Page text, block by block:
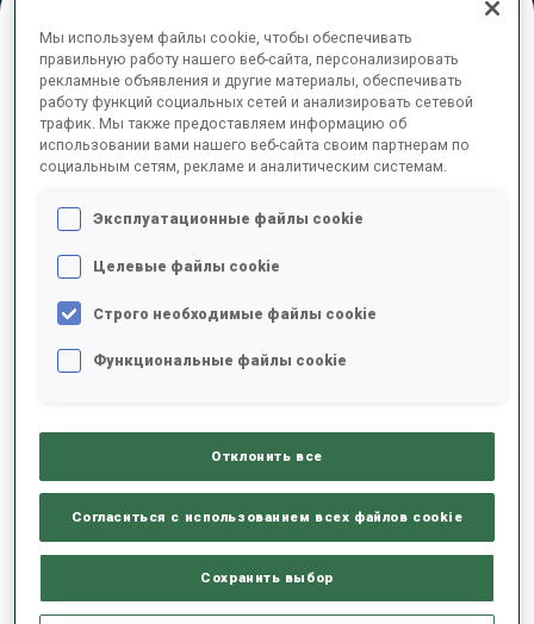
ОКОНЧАТЕЛЬНЫЕ РЕЗУЛЬТАТЫ
1 67 L. WAGNER
2 79 C. BENED
3 49 L. HRISTOVA
BONDOUX
FRA 1 1
24:21.7
5 70 F. CARPELLA
+14.2
Мы используем файлы cookie, чтобы обеспечивать
правильную работу нашего веб-сайта, персонализировать
рекламные объявления и другие материалы, обеспечивать
работу функций социальных сетей и анализировать сетевой
трафик. Мы также предоставляем информацию об
использовании вами нашего веб-сайта своим партнерам по
социальным сетям, рекламе и аналитическим системам.
Эксплуатационные файлы cookie
Целевые файлы cookie
Строго необходимые файлы cookie
Функциональные файлы cookie
Отклонить все
Согласиться с использованием всех файлов cookie
Сохранить выбор